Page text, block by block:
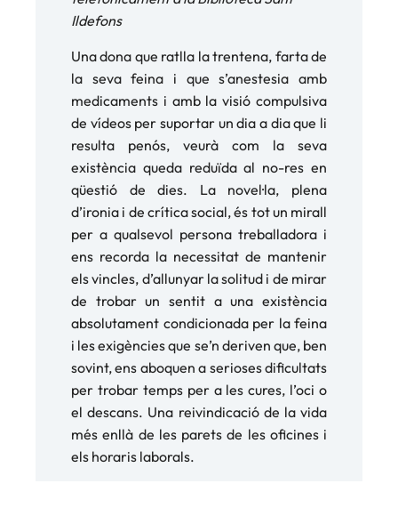
Ildefons
Una dona que ratlla la trentena, farta de
la seva feina i que s’anestesia amb
medicaments i amb la visió compulsiva
de vídeos per suportar un dia a dia que li
resulta penós, veurà com la seva
existència queda reduïda al no-res en
qüestió de dies. La novel·la, plena
d’ironia i de crítica social, és tot un mirall
per a qualsevol persona treballadora i
ens recorda la necessitat de mantenir
els vincles, d’allunyar la solitud i de mirar
de trobar un sentit a una existència
absolutament condicionada per la feina
i les exigències que se’n deriven que, ben
sovint, ens aboquen a serioses dificultats
per trobar temps per a les cures, l’oci o
el descans. Una reivindicació de la vida
més enllà de les parets de les oficines i
els horaris laborals.